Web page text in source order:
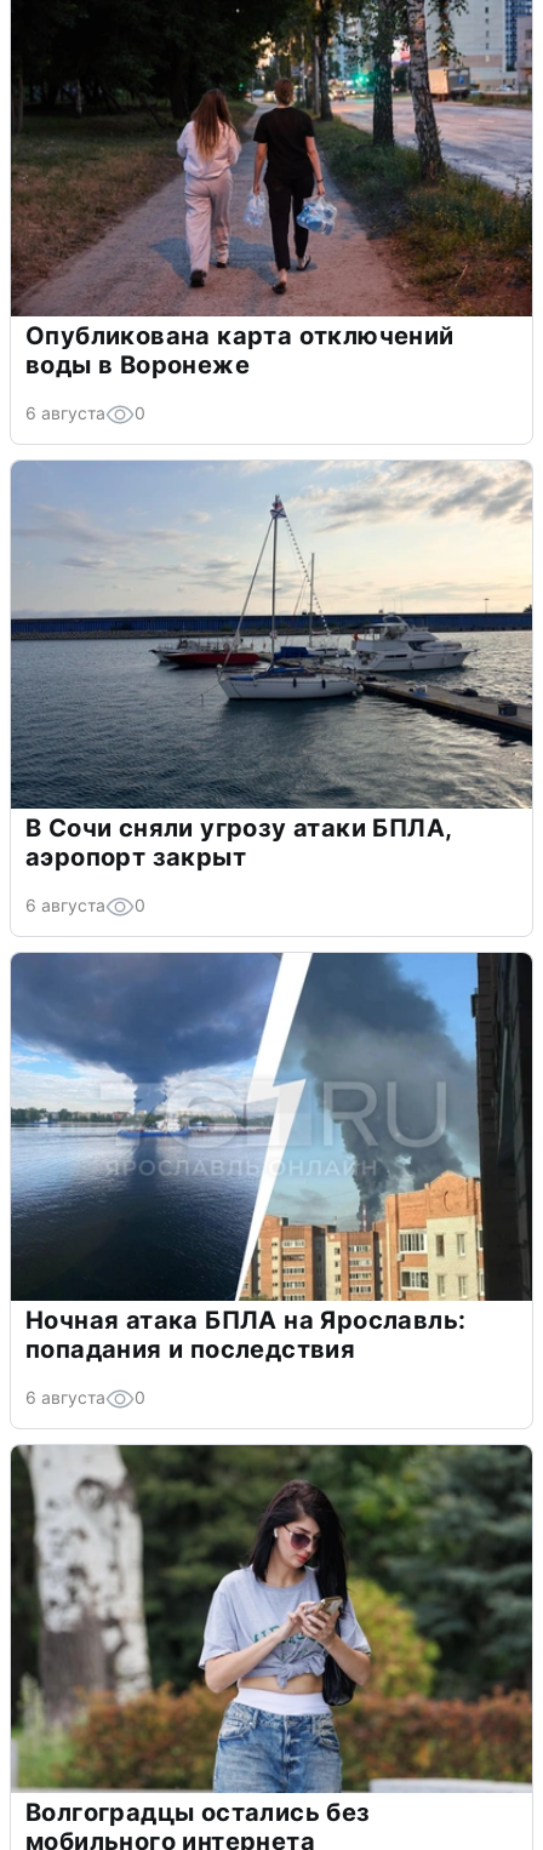
Опубликована карта отключений
воды в Воронеже
6 августа 0
В Сочи сняли угрозу атаки БПЛА,
аэропорт закрыт
6 августа 0
Ночная атака БПЛА на Ярославль:
попадания и последствия
6 августа 0
Волгоградцы остались без
мобильного интернета